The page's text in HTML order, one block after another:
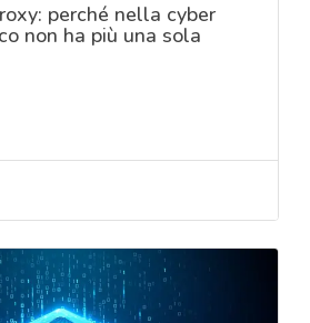
perché nella cyber
non ha più una sola